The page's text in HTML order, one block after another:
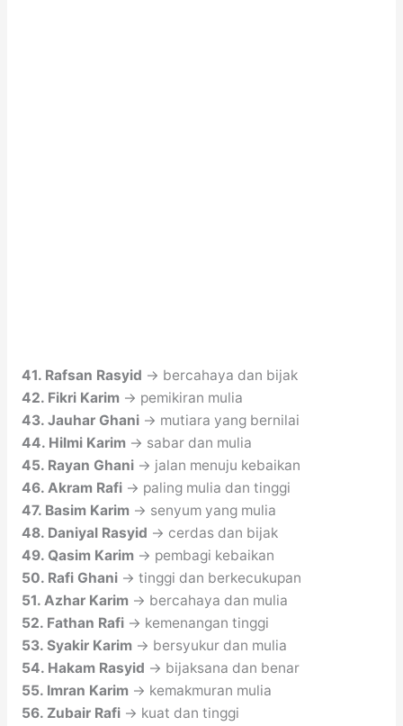
41. Rafsan Rasyid → bercahaya dan bijak
42. Fikri Karim→ pemikiran mulia
43. Jauhar Ghani→ mutiara yang bernilai
44. Hilmi Karim→ sabar dan mulia
45. Rayan Ghani→ jalan menuju kebaikan
46. Akram Rafi→ paling mulia dan tinggi
47. Basim Karim→ senyum yang mulia
48. Daniyal Rasyid → cerdas dan bijak
49. Qasim Karim→ pembagi kebaikan
50. Rafi Ghani→ tinggi dan berkecukupan
51. Azhar Karim→ bercahaya dan mulia
52. Fathan Rafi→ kemenangan tinggi
53. Syakir Karim→ bersyukur dan mulia
54. Hakam Rasyid → bijaksana dan benar
55. Imran Karim→ kemakmuran mulia
56. Zubair Rafi→ kuat dan tinggi